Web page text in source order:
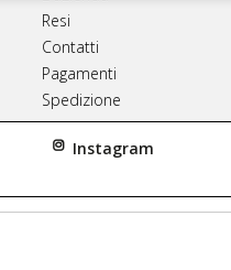
Resi
Contatti
Pagamenti
Spedizione
Instagram